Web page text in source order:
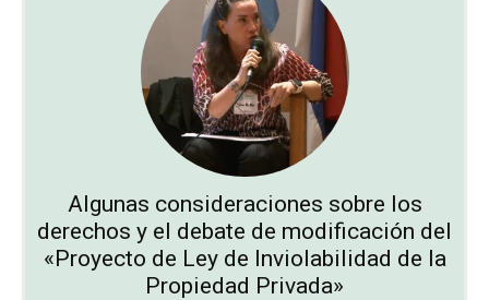
Algunas consideraciones sobre los
derechos y el debate de modificación del
«Proyecto de Ley de Inviolabilidad de la
Propiedad Privada»